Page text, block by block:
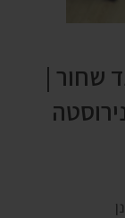
שחור |